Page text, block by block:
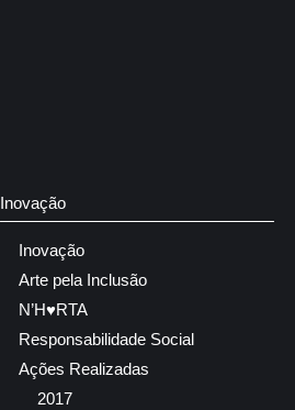
Inovação
Inovação
Arte pela Inclusão
N’H♥RTA
Responsabilidade Social
Ações Realizadas
2017